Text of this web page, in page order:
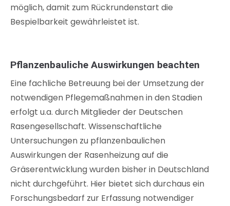
möglich, damit zum Rückrundenstart die
Bespielbarkeit gewährleistet ist.
Pflanzenbauliche Auswirkungen beachten
Eine fachliche Betreuung bei der Umsetzung der
notwendigen Pflegemaßnahmen in den Stadien
erfolgt u.a. durch Mitglieder der Deutschen
Rasengesellschaft. Wissenschaftliche
Untersuchungen zu pflanzenbaulichen
Auswirkungen der Rasenheizung auf die
Gräserentwicklung wurden bisher in Deutschland
nicht durchgeführt. Hier bietet sich durchaus ein
Forschungsbedarf zur Erfassung notwendiger